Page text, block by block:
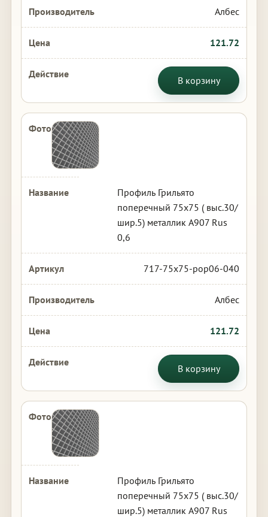
Албес
121.72
В корзину
Профиль Грильято
поперечный 75х75 ( выс.30/
шир.5) металлик А907 Rus
0,6
717-75x75-pop06-040
Албес
121.72
В корзину
Профиль Грильято
поперечный 75х75 ( выс.30/
шир.5) металлик А907 Rus